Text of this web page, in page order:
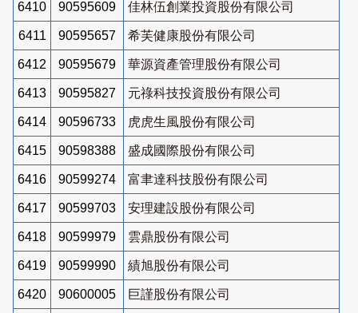
6410 90595609 佳林伍創業投資股份有限公司
6411 90595657 希芙健康股份有限公司
6412 90595679 華源資產管理股份有限公司
6413 90595827 元祿科技投資股份有限公司
6414 90596733 虎虎生風股份有限公司
6415 90598388 盛成國際股份有限公司
6416 90599274 富聿達科技股份有限公司
6417 90599703 安理建設股份有限公司
6418 90599979 雲鼎股份有限公司
6419 90599990 績旭股份有限公司
6420 90600005 巨謹股份有限公司